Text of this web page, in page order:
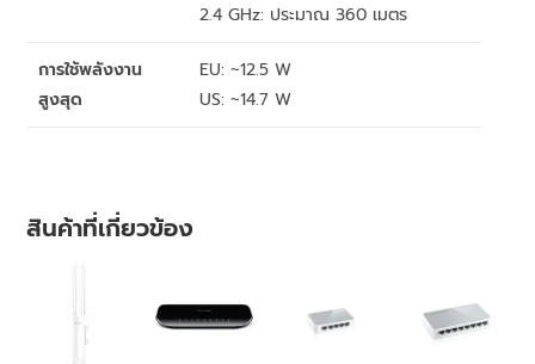
2.4 GHz: ประมาณ 360 เมตร
การใช้พลังงาน
สูงสุด
EU: ~12.5 W
US: ~14.7 W
สินค้าที่เกี่ยวข้อง